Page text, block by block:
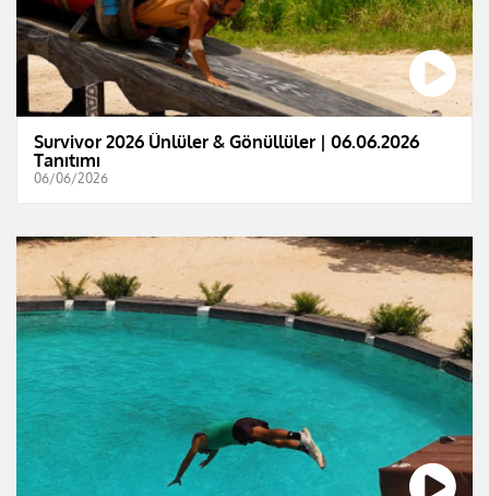
Survivor 2026 Ünlüler & Gönüllüler | 06.06.2026
Tanıtımı
06/06/2026